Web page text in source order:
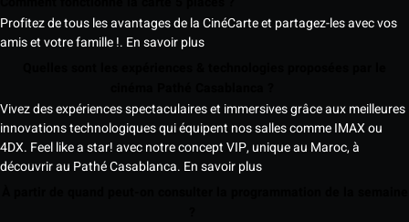
Profitez de tous les avantages de la CinéCarte et partagez-les avec vos
amis et votre famille !. En savoir plus
Vivez des expériences spectaculaires et immersives grâce aux meilleures
innovations technologiques qui équipent nos salles comme IMAX ou
4DX. Feel like a star! avec notre concept VIP, unique au Maroc, à
découvrir au Pathé Casablanca. En savoir plus